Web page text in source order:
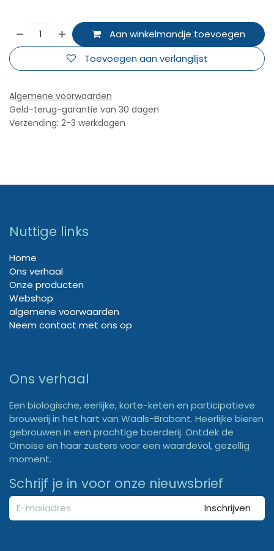
Aan winkelmandje toevoegen
Toevoegen aan verlanglijst
Algemene voorwaarden
Geld-terug-garantie van 30 dagen
Verzending: 2-3 werkdagen
Nuttige links
Home
Ons verhaal
Onze producten
Webshop
algemene voorwaarden
Neem contact met ons op
Ons verhaal
Een biologische, eerlijke, korte-keten en participatieve
brouwerij in het hart van Waals-Brabant. Heerlijke bieren
gebrouwen in een prachtige boerderij. Ontdek de
Ornoise en haar zusters voor een waardevol, gezellig
moment.
Schrijf je in voor onze nieuwsbrief
Inschrijven